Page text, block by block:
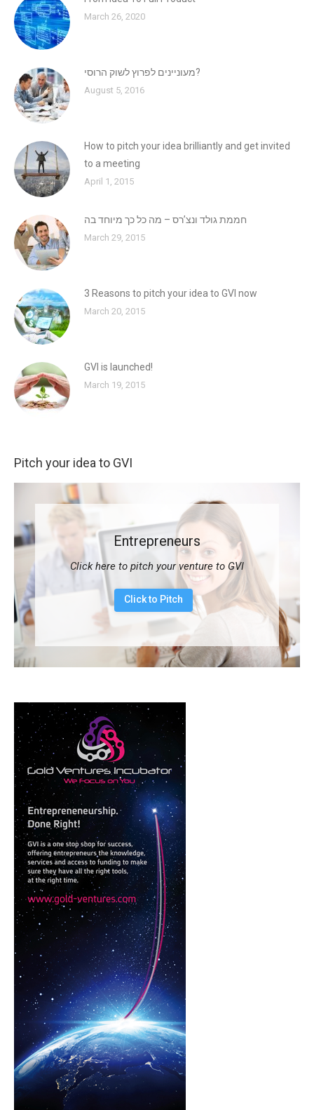
March 26, 2020
מעוניינים לפרוץ לשוק הרוסי?
August 5, 2016
How to pitch your idea brilliantly and get invited
to a meeting
April 1, 2015
חממת גולד ונצ’רס – מה כל כך מיוחד בה
March 29, 2015
3 Reasons to pitch your idea to GVI now
March 20, 2015
GVI is launched!
March 19, 2015
Pitch your idea to GVI
Entrepreneurs
Click here to pitch your venture to GVI
Click to Pitch